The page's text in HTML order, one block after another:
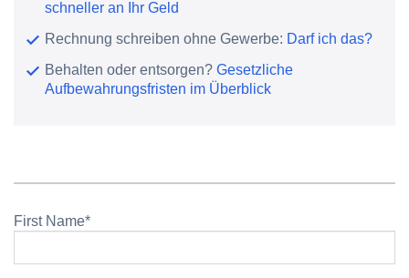
schneller an Ihr Geld
Rechnung schreiben ohne Gewerbe: Darf ich das?
Behalten oder entsorgen? Gesetzliche
Aufbewahrungsfristen im Überblick
First Name*